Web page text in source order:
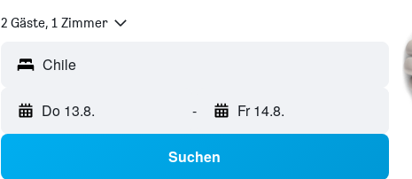
2 Gäste, 1 Zimmer
Chile
Do 13.8. - Fr 14.8.
Suchen